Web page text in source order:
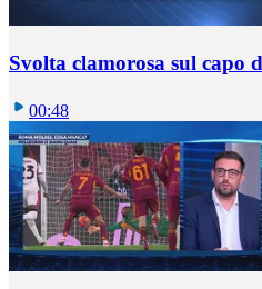
Svolta clamorosa sul capo
00:48